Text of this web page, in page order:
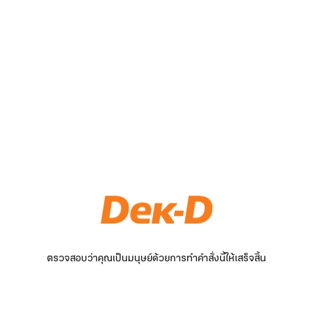
ตรวจสอบว่าคุณเป็นมนุษย์ด้วยการทำคำสั่งนี้ให้เสร็จสิ้น